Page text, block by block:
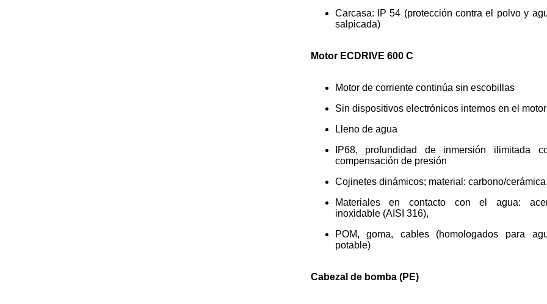
Carcasa: IP 54 (protección contra el polvo y
salpicada)
Motor ECDRIVE 600 C
Motor de corriente continúa sin escobillas
Sin dispositivos electrónicos internos en el motor
Lleno de agua
IP68, profundidad de inmersión ilimitada
compensación de presión
Cojinetes dinámicos; material: carbono/cerámica
Materiales en contacto con el agua:
inoxidable (AISI 316),
POM, goma, cables (homologados para
potable)
Cabezal de bomba (PE)